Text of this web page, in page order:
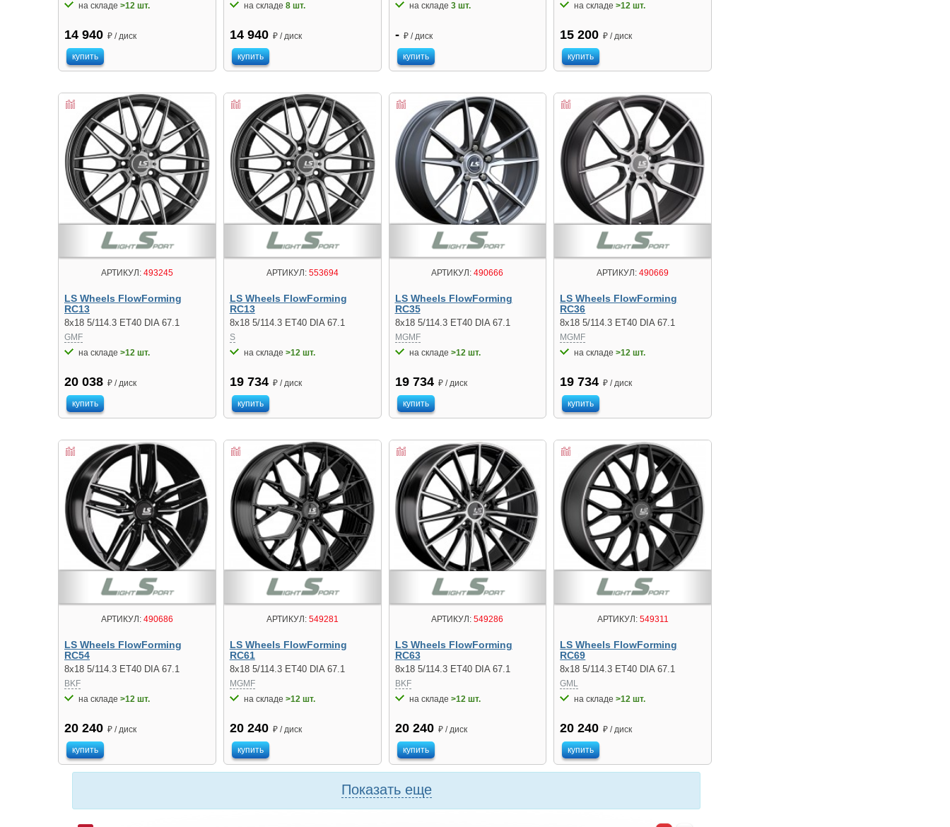
на складе >12 шт.
14 940 ₽ / диск
купить
на складе 8 шт.
14 940 ₽ / диск
купить
на складе 3 шт.
- ₽ / диск
купить
на складе>12 шт.
15 200 ₽ / диск
купить
АРТИКУЛ:493245
LS Wheels FlowForming
RC13
8x18 5/114.3 ET40 DIA 67.1
GMF
на складе >12 шт.
20 038 ₽ / диск
купить
АРТИКУЛ:553694
LS Wheels FlowForming
RC13
8x18 5/114.3 ET40 DIA 67.1
S
на складе >12 шт.
19 734 ₽ / диск
купить
АРТИКУЛ: 490666
LS Wheels FlowForming
RC35
8x18 5/114.3 ET40 DIA 67.1
MGMF
на складе >12 шт.
19 734 ₽ / диск
купить
АРТИКУЛ: 490669
LS Wheels FlowForming
RC36
8x18 5/114.3 ET40 DIA 67.1
MGMF
на складе>12 шт.
19 734 ₽ / диск
купить
АРТИКУЛ:490686
LS Wheels FlowForming
RC54
8x18 5/114.3 ET40 DIA 67.1
BKF
на складе >12 шт.
20 240 ₽ / диск
купить
АРТИКУЛ:549281
LS Wheels FlowForming
RC61
8x18 5/114.3 ET40 DIA 67.1
MGMF
на складе >12 шт.
20 240 ₽ / диск
купить
АРТИКУЛ: 549286
LS Wheels FlowForming
RC63
8x18 5/114.3 ET40 DIA 67.1
BKF
на складе >12 шт.
20 240 ₽ / диск
купить
АРТИКУЛ:549311
LS Wheels FlowForming
RC69
8x18 5/114.3 ET40 DIA 67.1
GML
на складе>12 шт.
20 240 ₽ / диск
купить
Показать еще